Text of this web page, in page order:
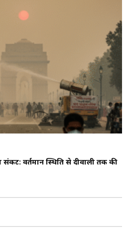
संकट: वर्तमान स्थिति से दीवाली तक की